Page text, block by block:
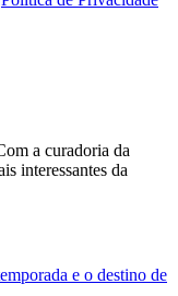
a curadoria da
interessantes da